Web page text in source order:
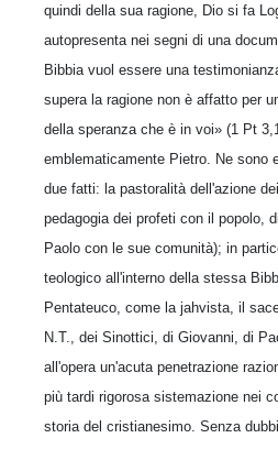
quindi della sua ragione, Dio si fa
autopresenta nei segni di una
Bibbia vuol essere una
supera la ragione non è affatto per
della speranza che è in voi» (1 Pt
emblematicamente Pietro. Ne sono
due fatti: la pastoralità dell'azione
pedagogia dei profeti con il popolo,
Paolo con le sue comunità); in
teologico all'interno del­la stessa
Penta­teuco, come la jahvista, il
N.T., dei Sinottici, di Giovanni, di
all'opera un'acuta pene­trazione
più tardi rigorosa sistemazione nei
storia del cristianesimo. Senza